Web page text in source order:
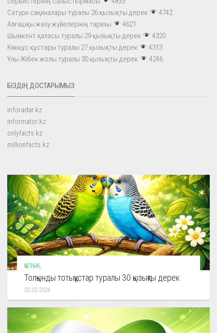
Сатурн сақиналары туралы 26 қызықты дерек
4742
Алғашқы жазу жүйелерінің тарихы
4621
Шымкент қаласы туралы 29 қызықты дерек
4320
Көкқұс құстары туралы 27 қызықты дерек
4313
Ұлы Жібек жолы туралы 30 қызықты дерек
4246
БІЗДІҢ ДОСТАРЫМЫЗ
inforadar.kz
informator.kz
onlyfacts.kz
millionfacts.kz
ҚЫЗЫҚ
Толқынды тотықұстар туралы 30 қызықты дерек
02.03.2026